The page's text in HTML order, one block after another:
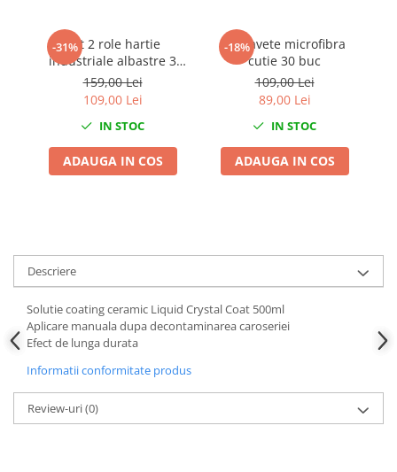
Ciocane Dalti si Dornuri
Gresoare
Reparat Filete
Scule Electrice
Aeroterme si Incalzitoare
Aparate de spalat cu presiune
Aspiratoare industriale
Pistoale aer cald
Pistoale de lipit
Pistoale electrice de impact
Polizoare unghiulare
Rindele
Scule fixare distributie
-31%Set 2 role hartie
industriale albastre 3
straturi 500
portii,170M/rola 34x22cm
Mega Blue
159,00 Lei
109,00 Lei
IN STOC
ADAUGA IN COS
-18%
Set lavete microfibra
cutie 30 buc
109,00 Lei
89,00 Lei
IN STOC
ADAUGA IN COS
Descriere
Solutie coating ceramic Liquid Crystal Coat 500ml
Aplicare manuala dupa decontaminarea caroseriei
Efect de lunga durata
Informatii conformitate produs
Review-uri(0)